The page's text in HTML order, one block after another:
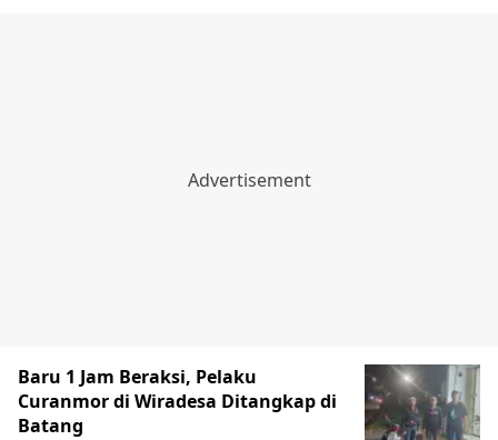
Baru 1 Jam Beraksi, Pelaku
Curanmor di Wiradesa Ditangkap di
Batang